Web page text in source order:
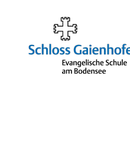
Werkzeugleiste öffnen
springen